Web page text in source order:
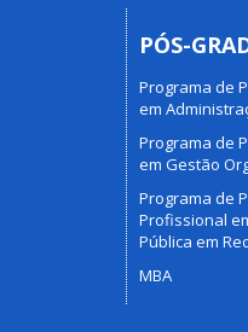
PÓS-
Programa de
em
Programa de
em Gestão
Programa de
Profissional
Pública em
MBA